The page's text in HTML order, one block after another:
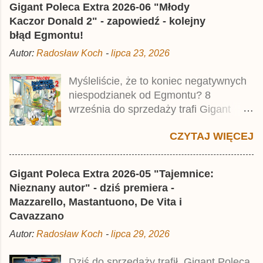
wynosi 49,99 zł i zamówicie go także z
rabatem na Egmont.pl . Za przekład
odpowiadał Jacek Drewnowski.
Publikacja jest przedrukiem drugiego
Taschenbuch Phantomias Collection ,
który trafił do sprzedaży pod koniec
2025 roku.
Gigant Poleca Extra 2026-06 "Młody
Kaczor Donald 2" - zapowiedź - kolejny
błąd Egmontu!
Autor: Radosław Koch - lipca 23, 2026
Myśleliście, że to koniec negatywnych
niespodzianek od Egmontu? 8
września do sprzedaży trafi Gigant
Jednak wbrew temu, na co wskazuje
młodego Kaczora Donalda i jego
przyjaciół, lecz prawdopodobnie znajdą
się tam opowieści z wydań 9-10 .
kosztowała 37,99 zł. W środku znajdą
CZYTAJ WIĘCEJ
Gigant Poleca Extra 2026-05 "Tajemnice:
Nieznany autor" - dziś premiera -
Mazzarello, Mastantuono, De Vita i
Cavazzano
Autor: Radosław Koch - lipca 29, 2026